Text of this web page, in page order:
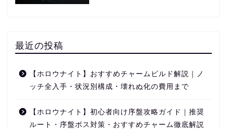
最近の投稿
【ホロウナイト】おすすめチャームビルド解説｜ノ
ッチ全入手・状況別構成・壊れぬ化の費用まで
【ホロウナイト】初心者向け序盤攻略ガイド｜推奨
ルート・序盤ボス対策・おすすめチャーム徹底解説